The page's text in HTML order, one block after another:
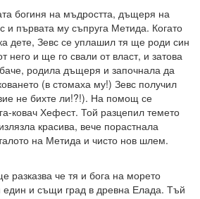
богиня на мъдростта, дъщеря на
и първата му съпруга Метида. Когато
дете, Зевс се уплашил тя ще роди син
него и ще го свали от власт, и затова
родила дъщеря и започнала да
(в стомаха му!) Зевс получил
не бихте ли!?!). На помощ се
ковач Хефест. Той разцепил темето
красива, вече порастнала
на Метида и чисто нов шлем.
разказва че тя и бога на морето
един и същи град в древна Елада. Тъй